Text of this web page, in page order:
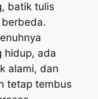
batik tulis
hidup, ada
alami, dan
tetap tembus